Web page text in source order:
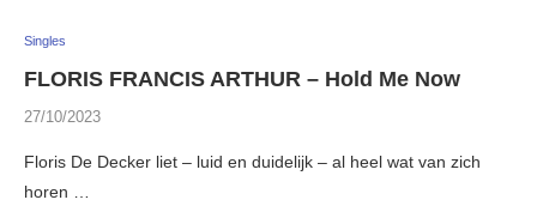
Singles
FLORIS FRANCIS ARTHUR – Hold Me Now
27/10/2023
Floris De Decker liet – luid en duidelijk – al heel wat van zich
horen …